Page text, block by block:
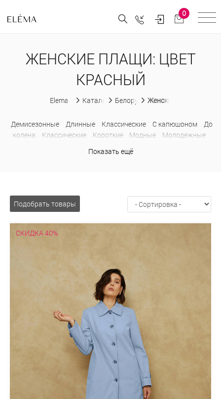
0
ЖЕНСКИЕ ПЛАЩИ: ЦВЕТ
КРАСНЫЙ
Elema Каталог Белорусская женская одежда
Женские плащи
Демисезонные Длинные Классические С капюшоном
До
колена
Классические Короткие Модные
Молодежные
капюшоном
Стильные
Показать ещё
Подобрать товары
СКИДКА 40%